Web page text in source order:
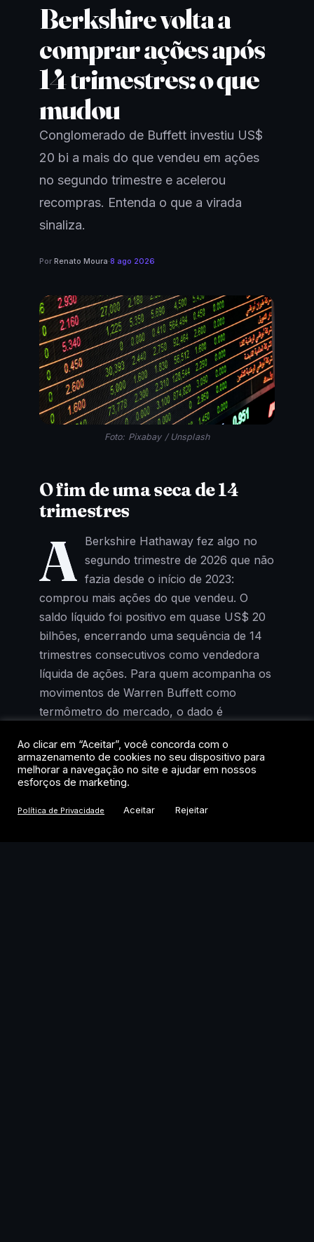
Berkshire volta a
comprar ações após
14 trimestres: o que
mudou
Conglomerado de Buffett investiu US$
20 bi a mais do que vendeu em ações
no segundo trimestre e acelerou
recompras. Entenda o que a virada
sinaliza.
Por Renato Moura·8 ago 2026
Foto: Pixabay / Unsplash
O fim de uma seca de 14
trimestres
A Berkshire Hathaway fez algo no
segundo trimestre de 2026 que não
fazia desde o início de 2023:
comprou mais ações do que vendeu. O
saldo líquido foi positivo em quase US$ 20
bilhões, encerrando uma sequência de 14
trimestres consecutivos como vendedora
líquida de ações. Para quem acompanha os
movimentos de Warren Buffett como
termômetro do mercado, o dado é
A virada não foi tímida. Além das compras
no mercado aberto, o conglomerado
recomprou US$ 4,5 bilhões em ações
Ao clicar em “Aceitar”, você concorda com o
armazenamento de cookies no seu dispositivo para
melhorar a navegação no site e ajudar em nossos
esforços de marketing.
Política de Privacidade Aceitar Rejeitar